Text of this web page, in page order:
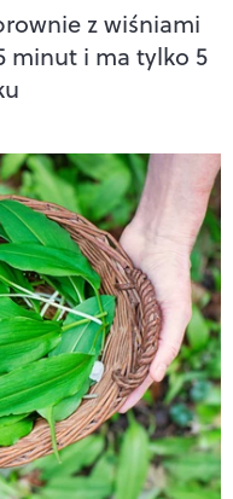
z wiśniami
minut i ma tylko 5